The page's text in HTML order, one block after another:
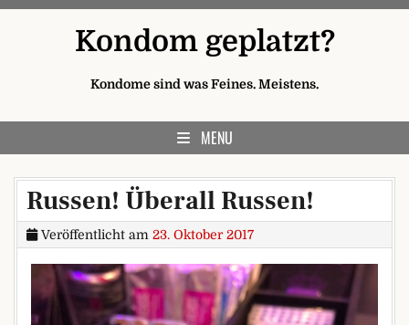
Kondom geplatzt?
Kondome sind was Feines. Meistens.
MENU
Russen! Überall Russen!
Veröffentlicht am 23. Oktober 2017